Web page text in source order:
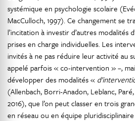
systémique en psychologie scolaire
MacCulloch, 1997). Ce changement se
l’incitation à investir d’autres modalités
prises en charge individuelles. Les
invités à ne pas réduire leur activité au
appelé parfois « co-intervention » –,
développer des modalités «
(Allenbach, Borri-Anadon, Leblanc,
2016), que l’on peut classer en trois
en réseau ou en équipe